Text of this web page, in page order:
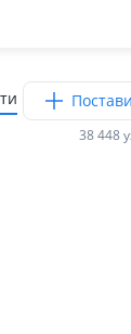
38 448